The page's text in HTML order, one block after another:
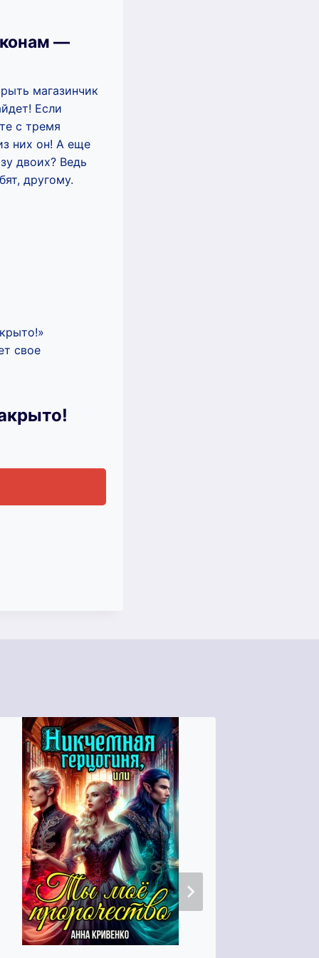
—
магазинчик
Если
с тремя
них он! А еще
двоих? Ведь
другому.
свое